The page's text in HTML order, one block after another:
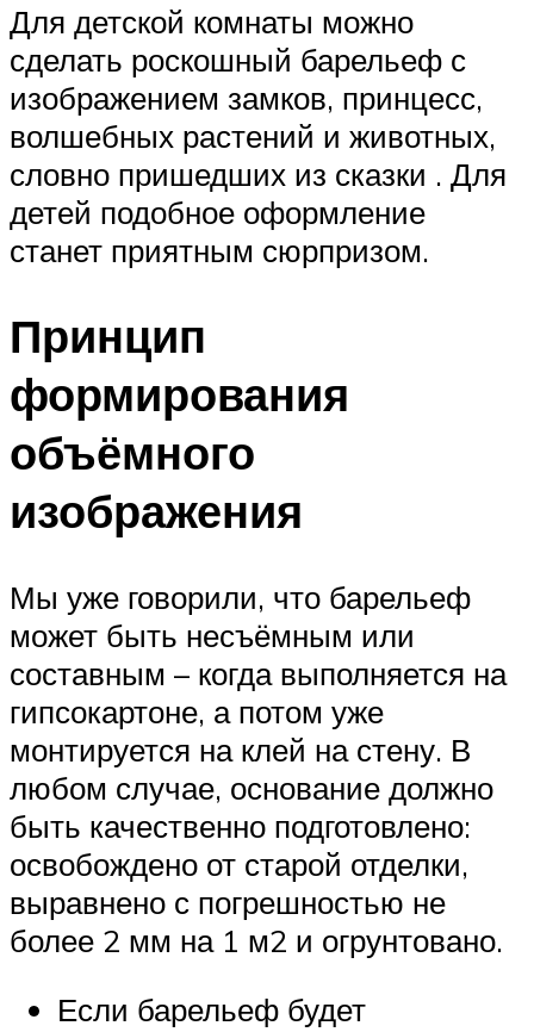
Для детской комнаты можно
сделать роскошный барельеф с
изображением замков, принцесс,
волшебных растений и животных,
словно пришедших из сказки . Для
детей подобное оформление
станет приятным сюрпризом.
Принцип
формирования
объёмного
изображения
Мы уже говорили, что барельеф
может быть несъёмным или
составным – когда выполняется на
гипсокартоне, а потом уже
монтируется на клей на стену. В
любом случае, основание должно
быть качественно подготовлено:
освобождено от старой отделки,
выравнено с погрешностью не
более 2 мм на 1 м2 и огрунтовано.
Если барельеф будет